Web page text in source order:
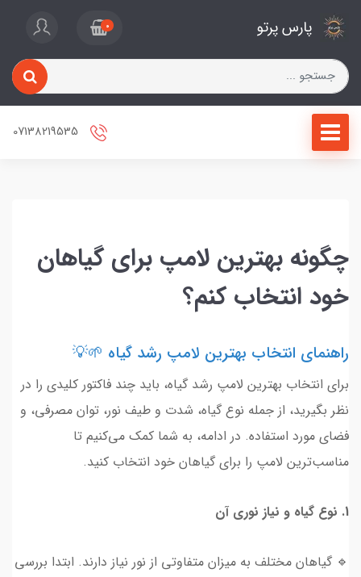
پارس پرتو 0
چگونه بهترین لامپ برای گیاهان
خود انتخاب کنم؟
راهنمای انتخاب بهترین لامپ رشد گیاه 🌱💡
برای انتخاب بهترین لامپ رشد گیاه، باید چند فاکتور کلیدی را در
نظر بگیرید، از جمله نوع گیاه، شدت و طیف نور، توان مصرفی، و
فضای مورد استفاده. در ادامه، به شما کمک می‌کنیم تا
مناسب‌ترین لامپ را برای گیاهان خود انتخاب کنید.
1. نوع گیاه و نیاز نوری آن
🔹 گیاهان مختلف به میزان متفاوتی از نور نیاز دارند. ابتدا بررسی